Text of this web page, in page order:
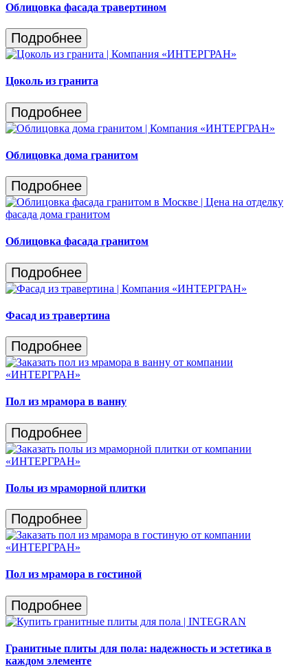
Облицовка фасада травертином
Подробнее
Цоколь из гранита
Подробнее
Облицовка дома гранитом
Подробнее
Облицовка фасада гранитом
Подробнее
Фасад из травертина
Подробнее
Пол из мрамора в ванну
Подробнее
Полы из мраморной плитки
Подробнее
Пол из мрамора в гостиной
Подробнее
Гранитные плиты для пола: надежность и эстетика в
каждом элементе